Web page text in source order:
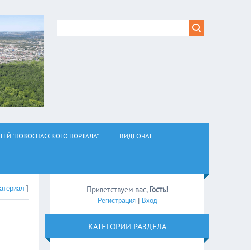
"НОВОСПАССКОГО ПОРТАЛА" ВИДЕОЧАТ
] Приветствуем вас, Гость!
Регистрация| Вход
КАТЕГОРИИ РАЗДЕЛА